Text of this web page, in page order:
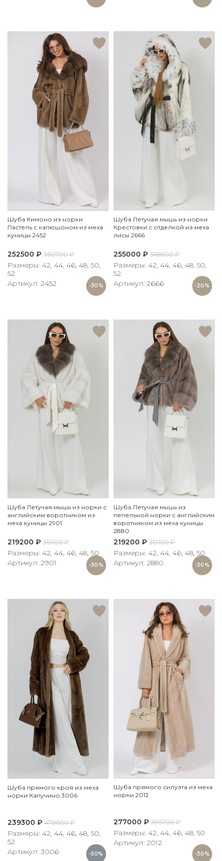
-30%
Шуба Кимоно из норки
Пастель с капюшоном из меха
куницы 2452
252500 ₽ 360700₽
Размеры: 42, 44, 46, 48, 50,
52
Артикул: 2452
-20%
Шуба Летучая мышь из норки
Крестовки с отделкой из меха
лисы 2666
255000 ₽ 318800₽
Размеры: 42, 44, 46, 48, 50,
52
Артикул: 2666
-30%
Шуба Летучая мышь из норки с
английским воротником из
меха куницы 2901
219200 ₽ 313100₽
Размеры: 42, 44, 46, 48, 50
Артикул: 2901
-30%
Шуба Летучая мышь из
пепельной норки с английским
воротником из меха куницы
2880
219200 ₽ 313100₽
Размеры: 42, 44, 46, 48, 50
Артикул: 2880
-50%
Шуба прямого кроя из меха
норки Капучино 3006
239300 ₽ 478600₽
Размеры: 42, 44, 46, 48, 50,
52
Артикул: 3006
-30%
Шуба прямого силуэта из меха
норки 2012
277000 ₽ 395700₽
Размеры: 42, 44, 46, 48, 50
Артикул: 2012